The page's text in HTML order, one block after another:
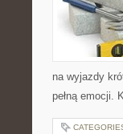
na wyjazdy
pełną emocji.